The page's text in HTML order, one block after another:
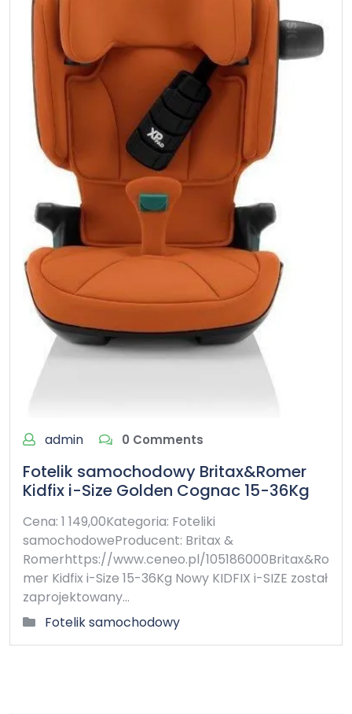
admin 0 Comments
Fotelik samochodowy Britax&Romer
Kidfix i-Size Golden Cognac 15-36Kg
Cena: 1 149,00Kategoria: Foteliki
samochodoweProducent: Britax &
Romerhttps://www.ceneo.pl/105186000Britax&Ro
mer Kidfix i-Size 15-36Kg Nowy KIDFIX i-SIZE został
zaprojektowany…
Fotelik samochodowy